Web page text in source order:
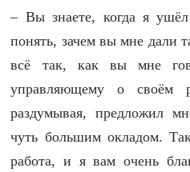
– Вы знаете, когда я
понять, зачем вы мне дали
всё так, как вы мне
управляющему о своём
раздумывая, предложил
чуть большим окладом.
работа, и я вам очень